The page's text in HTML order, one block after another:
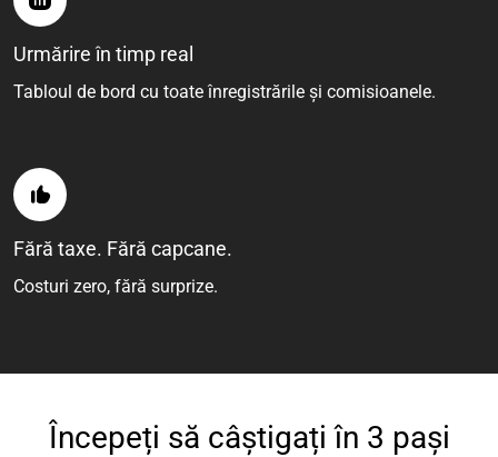
Urmărire în timp real
Tabloul de bord cu toate înregistrările și comisioanele.
Fără taxe. Fără capcane.
Costuri zero, fără surprize.
Începeți să câștigați în 3 pași